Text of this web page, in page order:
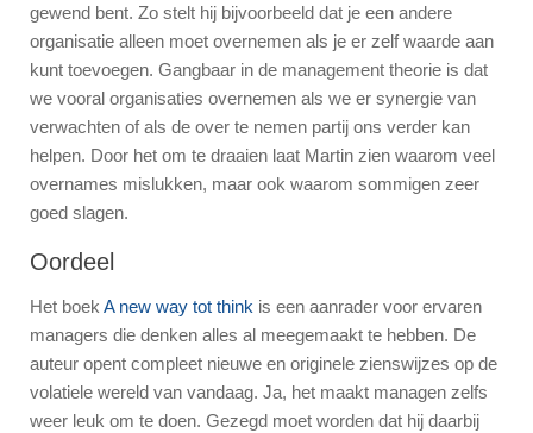
gewend bent. Zo stelt hij bijvoorbeeld dat je een andere
organisatie alleen moet overnemen als je er zelf waarde aan
kunt toevoegen. Gangbaar in de management theorie is dat
we vooral organisaties overnemen als we er synergie van
verwachten of als de over te nemen partij ons verder kan
helpen. Door het om te draaien laat Martin zien waarom veel
overnames mislukken, maar ook waarom sommigen zeer
goed slagen.
Oordeel
Het boek A new way tot think is een aanrader voor ervaren
managers die denken alles al meegemaakt te hebben. De
auteur opent compleet nieuwe en originele zienswijzes op de
volatiele wereld van vandaag. Ja, het maakt managen zelfs
weer leuk om te doen. Gezegd moet worden dat hij daarbij